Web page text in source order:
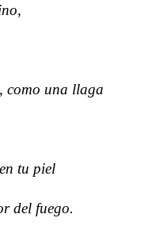
como una llaga
tu piel
del fuego.